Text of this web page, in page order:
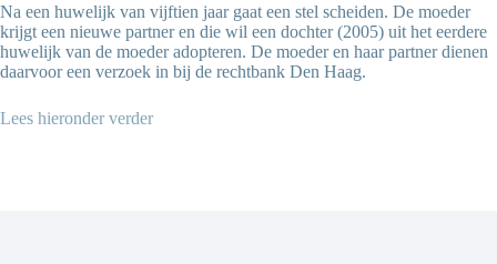
Na een huwelijk van vijftien jaar gaat een stel scheiden. De moeder
krijgt een nieuwe partner en die wil een dochter (2005) uit het eerdere
huwelijk van de moeder adopteren. De moeder en haar partner dienen
daarvoor een verzoek in bij de rechtbank Den Haag.
Lees hieronder verder